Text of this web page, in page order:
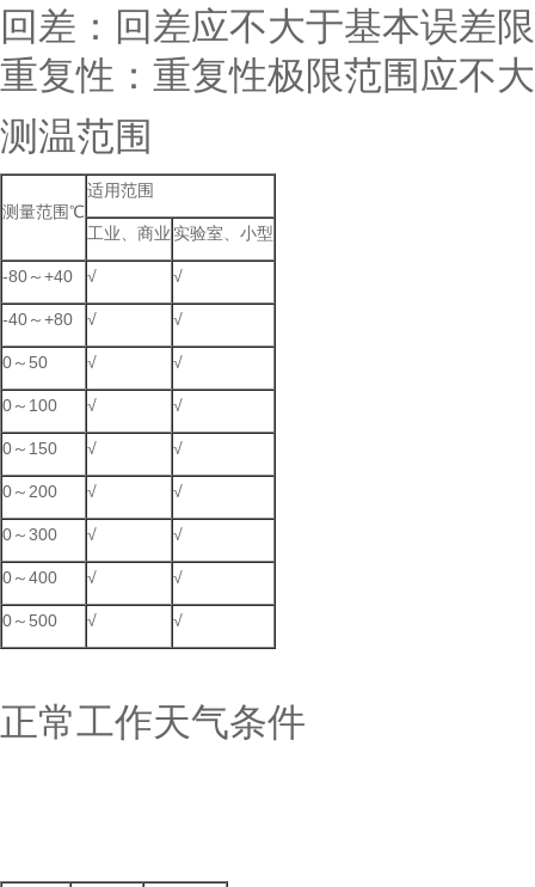
回差：回差应不大于基本误差
重复性：重复性极限范围应不
测温范围
测量范围℃
适用范围
工业、商业 实验室、小型
-80～+40 √ √
-40～+80 √ √
0～50 √ √
0～100 √ √
0～150 √ √
0～200 √ √
0～300 √ √
0～400 √ √
0～500 √ √
正常工作天气条件